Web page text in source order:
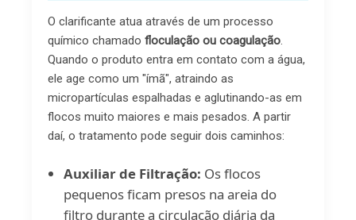
O clarificante atua através de um processo
químico chamado floculação ou coagulação.
Quando o produto entra em contato com a água,
ele age como um "ímã", atraindo as
micropartículas espalhadas e aglutinando-as em
flocos muito maiores e mais pesados. A partir
daí, o tratamento pode seguir dois caminhos:
Auxiliar de Filtração: Os flocos
pequenos ficam presos na areia do
filtro durante a circulação diária da